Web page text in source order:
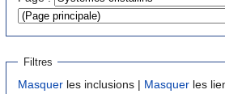
Filtres
Masquer les inclusions | Masquer les